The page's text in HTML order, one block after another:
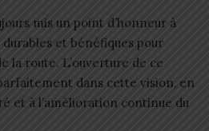
mis un point d’honneur à
et bénéfiques pour
la route. L’ouverture de ce
dans cette vision, en
et à l’amélioration continue du